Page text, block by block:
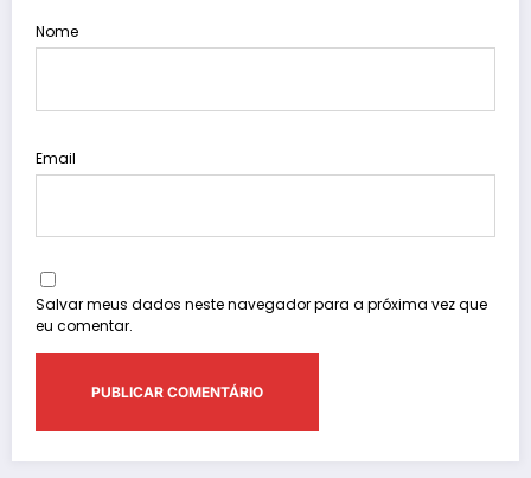
Nome
Email
Salvar meus dados neste navegador para a próxima vez que
eu comentar.